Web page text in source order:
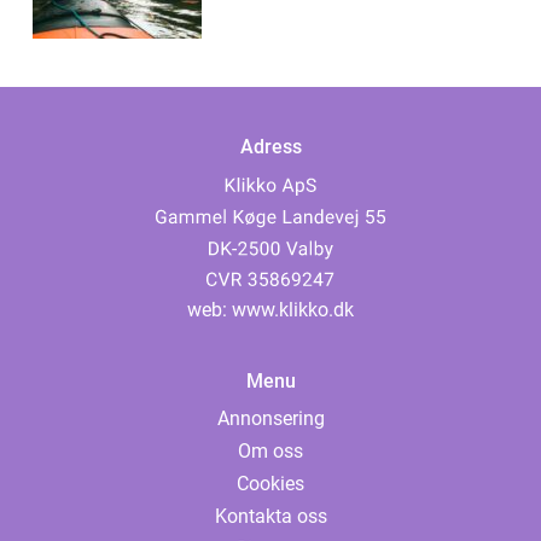
Adress
web: www.klikko.dk
Menu
Annonsering
Om oss
Cookies
Kontakta oss